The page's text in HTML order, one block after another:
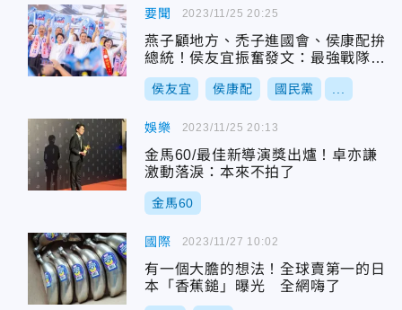
要聞
燕子顧地方、禿子進國會、侯康配拚
總統！侯友宜振奮發文：最強戰隊已
經集結
侯友宜 侯康配 國民黨
2023/11/25 20:25
娛樂
金馬60/最佳新導演獎出爐！卓亦謙
激動落淚：本來不拍了
金馬60
2023/11/25 20:13
國際
有一個大膽的想法！全球賣第一的日
本「香蕉鎚」曝光 全網嗨了
2023/11/27 10:02